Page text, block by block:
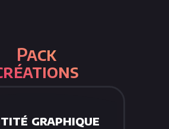
Pack
graphique